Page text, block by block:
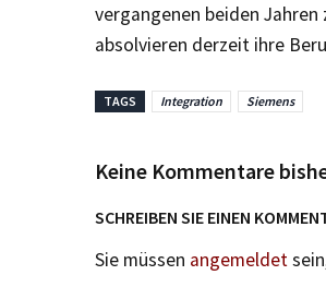
vergangenen beiden
absolvieren derzeit ihre
TAGS Integration Siemens
Keine Kommentare
SCHREIBEN SIE EINEN
Sie müssen angemeldet